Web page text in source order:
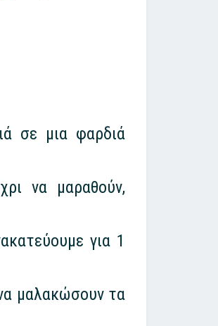
σε μια φαρδιά
να μαραθούν,
για 1
μαλακώσουν τα